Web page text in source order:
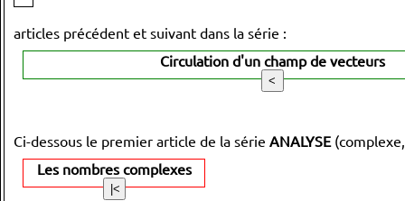
articles précédent et suivant dans la série :
Circulation d'un champ de vecteurs
Ci-dessous le premier article de la série ANALYSE
Les nombres complexes